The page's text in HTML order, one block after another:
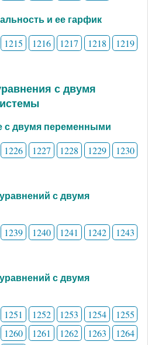
и ее гарфик
1215 1216 1217 1218
1219
с двумя
с двумя переменными
1226 1227 1228 1229
1230
с двумя
1239 1240 1241 1242
1243
с двумя
1251 1252 1253 1254
1255
1260 1261 1262 1263
1264